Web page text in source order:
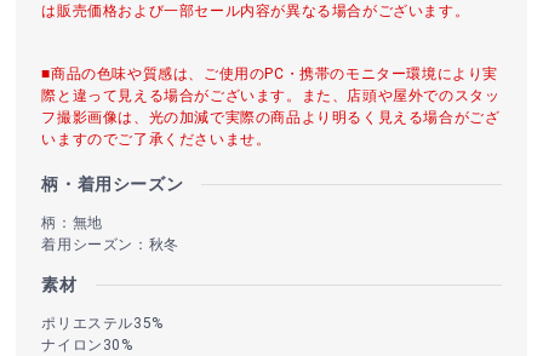
は販売価格および一部セール内容が異なる場合がございます。
■商品の色味や質感は、ご使用のPC・携帯のモニター環境により実
際と違って見える場合がございます。また、店頭や屋外でのスタッ
フ撮影画像は、光の加減で実際の商品より明るく見える場合がござ
いますのでご了承くださいませ。
柄・着用シーズン
柄：無地
着用シーズン：秋冬
素材
ポリエステル35%
ナイロン30%